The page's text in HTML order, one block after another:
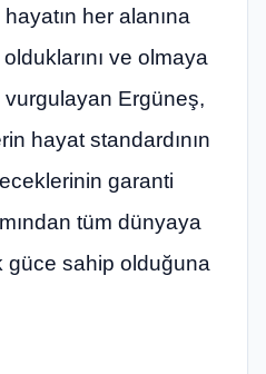
her alanına
ve olmaya
Ergüneş,
hayat standardının
garanti
tüm dünyaya
güce sahip olduğuna